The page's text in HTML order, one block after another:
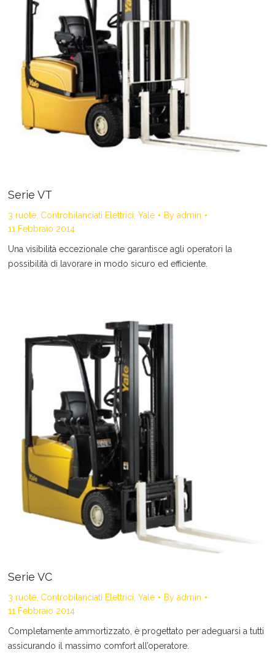
Serie VT
3 ruote, Controbilanciati Elettrici Yale By admin
11 Febbraio 2014
Una visibilità eccezionale che garantisce agli operatori la
possibilità di lavorare in modo sicuro ed efficiente.
Serie VC
3 ruote, Controbilanciati Elettrici Yale By admin
11 Febbraio 2014
Completamente ammortizzato, è progettato per adeguarsi a tutti
assicurando il massimo comfort all’operatore.